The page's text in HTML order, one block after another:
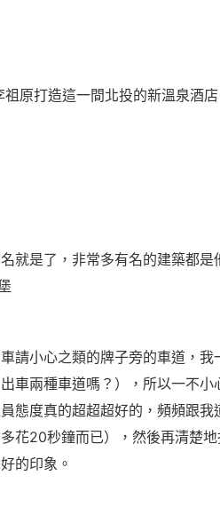
原打造這一間北投的新溫泉酒店
就是了，非常多有名的建築都是
請小心之類的牌子旁的車道，我
車兩種車道嗎？），所以一不小
態度真的超超超好的，頻頻跟我
花20秒鐘而已），然後再清楚地
的印象。